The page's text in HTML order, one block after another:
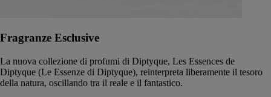
Fragranze Esclusive
La nuova collezione di profumi di Diptyque, Les Essences de
Diptyque (Le Essenze di Diptyque), reinterpreta liberamente il tesoro
della natura, oscillando tra il reale e il fantastico.